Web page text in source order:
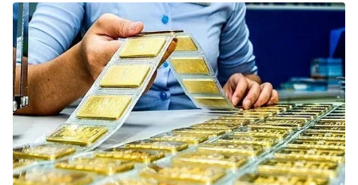
Hậu trường
Nhân vật
Khán giả
Giải sao mai
Điện ảnh
Âm nhạc
Sao
Đời sống
Du lịch
Làm đẹp
Chất lượng cuộc sống
Giáo dục
Tuyển sinh
Học trực tuyến
Công nghệ
Hitech Công nghệ tương lai
Giao lưu trực tuyến